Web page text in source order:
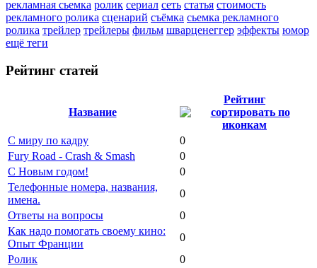
рекламная сьемка ролик сериал сеть статья стоимость
рекламного ролика сценарий съёмка сьемка рекламного
ролика трейлер трейлеры фильм шварценеггер эффекты юмор
ещё теги
Рейтинг статей
Название
Рейтинг
С миру по кадру
0
Fury Road - Crash & Smash
0
С Новым годом!
0
Телефонные номера, названия,
имена.
0
Ответы на вопросы
0
Как надо помогать своему кино:
Опыт Франции
0
Ролик
0